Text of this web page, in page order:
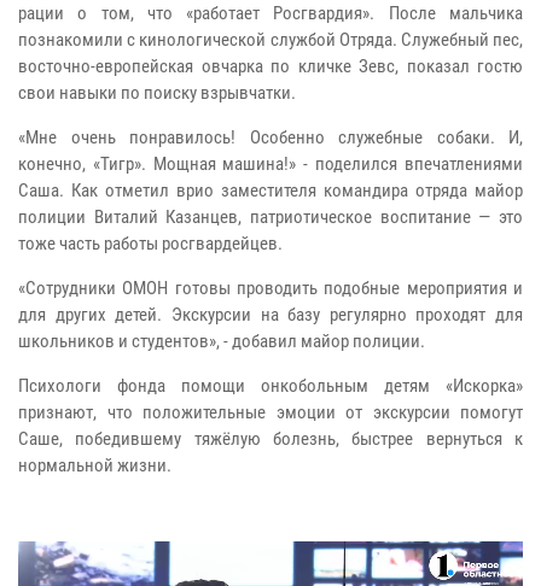
рации о том, что «работает Росгвардия». После мальчика
познакомили с кинологической службой Отряда. Служебный пес,
восточно-европейская овчарка по кличке Зевс, показал гостю
свои навыки по поиску взрывчатки.
«Мне очень понравилось! Особенно служебные собаки. И,
конечно, «Тигр». Мощная машина!» - поделился впечатлениями
Саша. Как отметил врио заместителя командира отряда майор
полиции Виталий Казанцев, патриотическое воспитание — это
тоже часть работы росгвардейцев.
«Сотрудники ОМОН готовы проводить подобные мероприятия и
для других детей. Экскурсии на базу регулярно проходят для
школьников и студентов», - добавил майор полиции.
Психологи фонда помощи онкобольным детям «Искорка»
признают, что положительные эмоции от экскурсии помогут
Саше, победившему тяжёлую болезнь, быстрее вернуться к
нормальной жизни.